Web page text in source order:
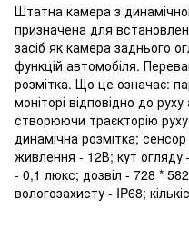
Штатна камера з
призначена для
засіб як камера заднього
функцій автомобіля.
розмітка. Що це означає:
моніторі відповідно до
створюючи траєкторію
динамічна розмітка;
живлення - 12В; кут огляду
- 0,1 люкс; дозвіл - 728 *
вологозахисту - IP68;